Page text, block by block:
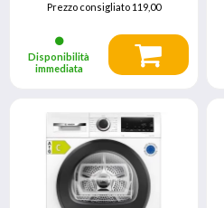
Prezzo consigliato119,00
Disponibilità
immediata